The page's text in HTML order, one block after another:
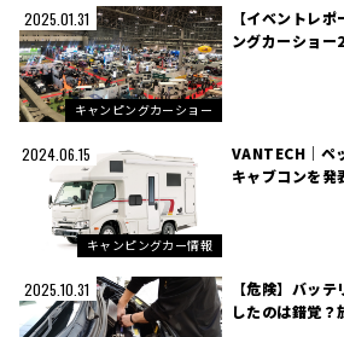
2025.01.31
キャンピングカーショー
【イベントレ
ングカーショー
2024.06.15
キャンピングカー情報
VANTECH｜ペ
キャブコンを発
2025.10.31
【危険】バッ
したのは錯覚